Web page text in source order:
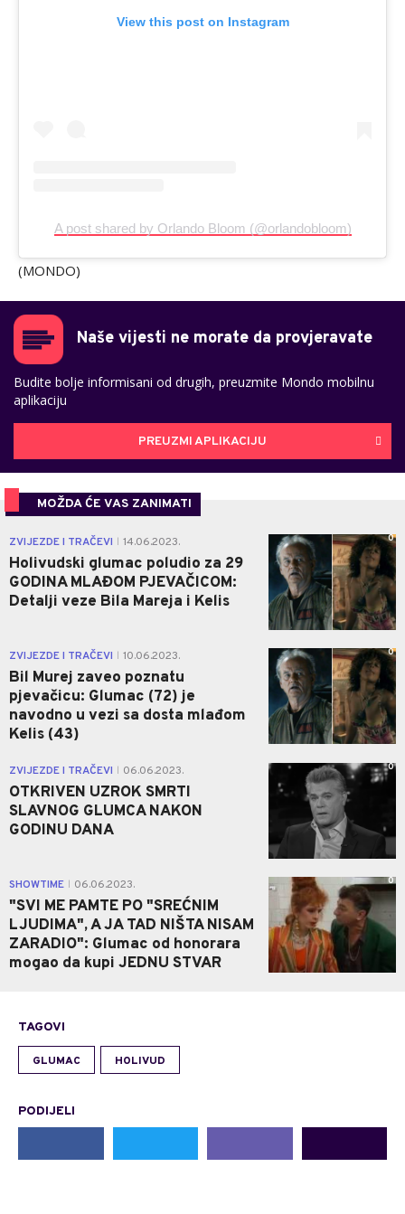
View this post on Instagram
A post shared by Orlando Bloom (@orlandobloom)
(MONDO)
Naše vijesti ne morate da provjeravate
Budite bolje informisani od drugih, preuzmite Mondo mobilnu
aplikaciju
PREUZMI APLIKACIJU
MOŽDA ĆE VAS ZANIMATI
ZVIJEZDE I TRAČEVI 14.06.2023.
Holivudski glumac poludio za 29
GODINA MLAĐOM PJEVAČICOM:
Detalji veze Bila Mareja i Kelis
0
ZVIJEZDE I TRAČEVI 10.06.2023.
Bil Murej zaveo poznatu
pjevačicu: Glumac (72) je
navodno u vezi sa dosta mlađom
Kelis (43)
0
ZVIJEZDE I TRAČEVI 06.06.2023.
OTKRIVEN UZROK SMRTI
SLAVNOG GLUMCA NAKON
GODINU DANA
0
SHOWTIME 06.06.2023.
"SVI ME PAMTE PO "SREĆNIM
LJUDIMA", A JA TAD NIŠTA NISAM
ZARADIO": Glumac od honorara
mogao da kupi JEDNU STVAR
0
TAGOVI
GLUMAC HOLIVUD
PODIJELI